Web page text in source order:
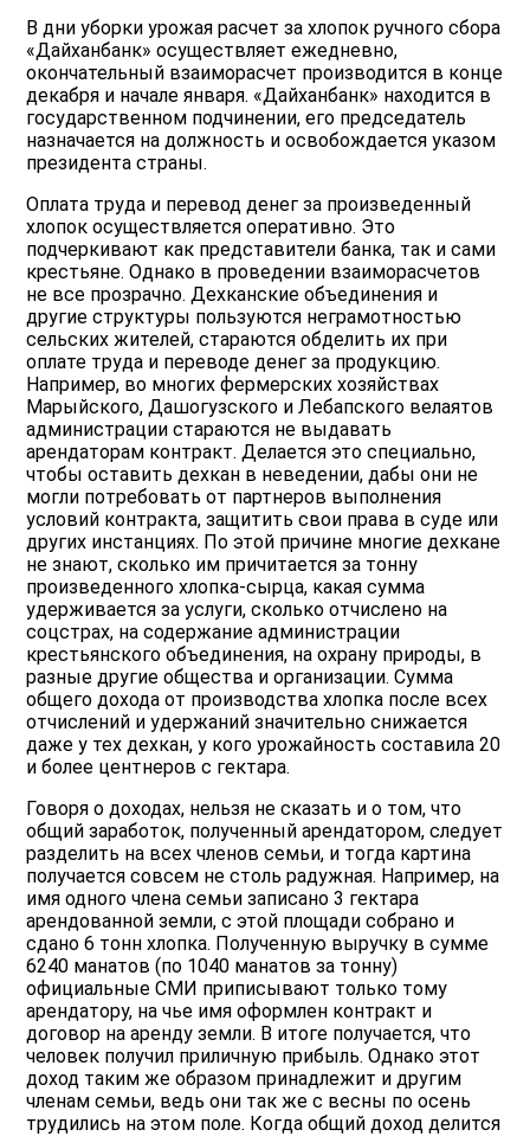
В дни уборки урожая расчет за хлопок ручного сбора
«Дайханбанк» осуществляет ежедневно,
окончательный взаиморасчет производится в конце
декабря и начале января. «Дайханбанк» находится в
государственном подчинении, его председатель
назначается на должность и освобождается указом
президента страны.
Оплата труда и перевод денег за произведенный
хлопок осуществляется оперативно. Это
подчеркивают как представители банка, так и сами
крестьяне. Однако в проведении взаиморасчетов
не все прозрачно. Дехканские объединения и
другие структуры пользуются неграмотностью
сельских жителей, стараются обделить их при
оплате труда и переводе денег за продукцию.
Например, во многих фермерских хозяйствах
Марыйского, Дашогузского и Лебапского велаятов
администрации стараются не выдавать
арендаторам контракт. Делается это специально,
чтобы оставить дехкан в неведении, дабы они не
могли потребовать от партнеров выполнения
условий контракта, защитить свои права в суде или
других инстанциях. По этой причине многие дехкане
не знают, сколько им причитается за тонну
произведенного хлопка-сырца, какая сумма
удерживается за услуги, сколько отчислено на
соцстрах, на содержание администрации
крестьянского объединения, на охрану природы, в
разные другие общества и организации. Сумма
общего дохода от производства хлопка после всех
отчислений и удержаний значительно снижается
даже у тех дехкан, у кого урожайность составила 20
и более центнеров с гектара.
Говоря о доходах, нельзя не сказать и о том, что
общий заработок, полученный арендатором, следует
разделить на всех членов семьи, и тогда картина
получается совсем не столь радужная. Например, на
имя одного члена семьи записано 3 гектара
арендованной земли, с этой площади собрано и
сдано 6 тонн хлопка. Полученную выручку в сумме
6240 манатов (по 1040 манатов за тонну)
официальные СМИ приписывают только тому
арендатору, на чье имя оформлен контракт и
договор на аренду земли. В итоге получается, что
человек получил приличную прибыль. Однако этот
доход таким же образом принадлежит и другим
членам семьи, ведь они так же с весны по осень
трудились на этом поле. Когда общий доход делится